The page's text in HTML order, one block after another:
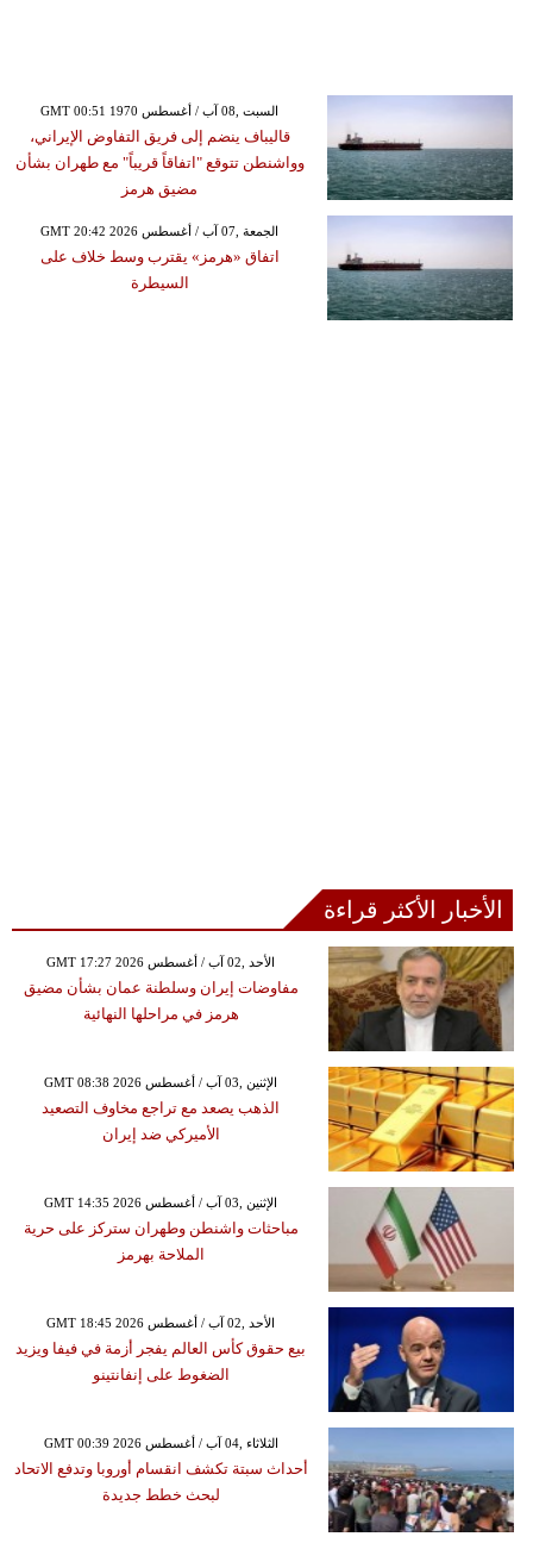
GMT 00:51 1970 السبت ,08 آب / أغسطس
قاليباف ينضم إلى فريق التفاوض الإيراني،
وواشنطن تتوقع "اتفاقاً قريباً" مع طهران بشأن
مضيق هرمز
GMT 20:42 2026 الجمعة ,07 آب / أغسطس
اتفاق «هرمز» يقترب وسط خلاف على
السيطرة
الأخبار الأكثر قراءة
GMT 17:27 2026 الأحد ,02 آب / أغسطس
مفاوضات إيران وسلطنة عمان بشأن مضيق
هرمز في مراحلها النهائية
GMT 08:38 2026 الإثنين ,03 آب / أغسطس
الذهب يصعد مع تراجع مخاوف التصعيد
الأميركي ضد إيران
GMT 14:35 2026 الإثنين ,03 آب / أغسطس
مباحثات واشنطن وطهران ستركز على حرية
الملاحة بهرمز
GMT 18:45 2026 الأحد ,02 آب / أغسطس
بيع حقوق كأس العالم يفجر أزمة في فيفا ويزيد
الضغوط على إنفانتينو
GMT 00:39 2026 الثلاثاء ,04 آب / أغسطس
أحداث سبتة تكشف انقسام أوروبا وتدفع الاتحاد
لبحث خطط جديدة